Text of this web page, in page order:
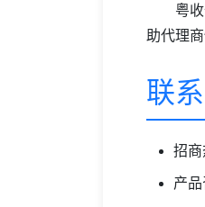
粤
助代理
联
招
产